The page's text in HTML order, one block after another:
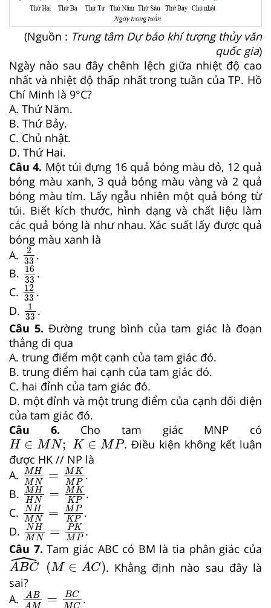
(Nguồn : Trung tâm Dự báo khí tượng thủy văn
quốc gia)
Ngày nào sau đây chênh lệch giữa nhiệt độ cao
nhất và nhiệt độ thấp nhất trong tuần của TP. Hồ
Chí Minh là 9°C?
A. Thứ Năm.
B. Thứ Bảy.
C. Chủ nhật.
D. Thứ Hai.
Câu 4. Một túi đựng 16 quả bóng màu đỏ, 12 quả
bóng màu xanh, 3 quả bóng màu vàng và 2 quả
bóng màu tím. Lấy ngẫu nhiên một quả bóng từ
túi. Biết kích thước, hình dạng và chất liệu làm
các quả bóng là như nhau. Xác suất lấy được quả
bóng màu xanh là
A.
2
33
233
.
B.
16
33
1633
.
C.
12
33
12 33
.
D.
1
33
133.
Câu 5.Đường trung bình của tam giác là đoạn
thẳng đi qua
A. trung điểm một cạnh của tam giác đó.
B. trung điểm hai cạnh của tam giác đó.
C. hai đỉnh của tam giác đó.
D. một đỉnh và một trung điểm của cạnh đối diện
của tam giác đó.
Câu 6. Cho tam giác MNP có
H ∈ MN; K ∈ MP
H∈MN; K ∈MP
. Điều kiện không kết luận
được HK // NP là
A.
MH
M N = M K
M P
MHMN =MK
.
B.
MH
HN = MK
KP
MH =MK.
C.
NH
M N = MP
KP
NH =M P
.
D.
N H
M N = PK
M P
NH =PK.
Câu 7.Tam giác ABC có BM là tia phân giác của
ˆ
ABC (M ∈ AC)
ABC^ M∈ AC
. Khẳng định nào sau đây là
sai?
A.
AB
AM = BC
ABA =BC .